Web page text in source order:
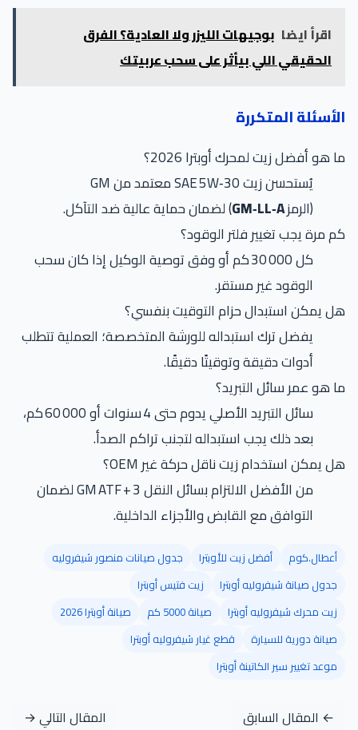
اقرأ ايضا بوجيهات الليزر ولا العادية؟ الفرق
الحقيقي اللي بيأثر على سحب عربيتك
الأسئلة المتكررة
ما هو أفضل زيت لمحرك أوبترا 2026؟
يُستحسن زيت SAE 5W‑30 معتمد من GM
(الرمزGM‑LL‑A) لضمان حماية عالية ضد التآكل.
كم مرة يجب تغيير فلتر الوقود؟
كل 30 000 كم أو وفق توصية الوكيل إذا كان سحب
الوقود غير مستقر.
هل يمكن استبدال حزام التوقيت بنفسي؟
يفضل ترك استبداله للورشة المتخصصة؛ العملية تتطلب
أدوات دقيقة وتوقيتًا دقيقًا.
ما هو عمر سائل التبريد؟
سائل التبريد الأصلي يدوم حتى 4 سنوات أو 60 000 كم،
بعد ذلك يجب استبداله لتجنب تراكم الصدأ.
هل يمكن استخدام زيت ناقل حركة غير OEM؟
من الأفضل الالتزام بسائل النقل GM ATF + 3 لضمان
التوافق مع القابض والأجزاء الداخلية.
أعطال.كوم أفضل زيت للأوبترا
جدول صيانات منصور شيفروليه
جدول صيانة شيفروليه أوبترا
زيت فتيس أوبترا
زيت محرك شيفروليه أوبترا
صيانة 5000 كم
صيانة أوبترا 2026
صيانة دورية للسيارة
قطع غيار شيفروليه أوبترا
موعد تغيير سير الكاتينة أوبترا
← المقال السابق المقال التالي →